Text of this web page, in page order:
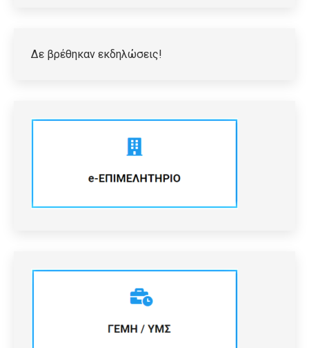
Δε βρέθηκαν εκδηλώσεις!